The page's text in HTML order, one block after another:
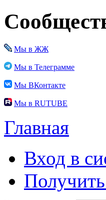
Мы в ЖЖ
Мы в Телеграмме
Мы ВКонтакте
Мы в RUTUBE
Главная
Вход в